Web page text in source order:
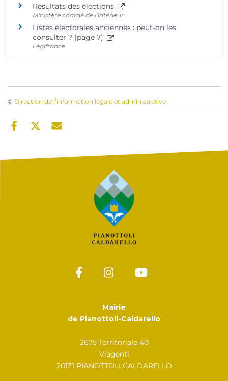
Résultats des élections
Ministère chargé de l’intérieur
Listes électorales anciennes : peut-on les
consulter ? (page 7)
Legifrance
© Direction de l’information légale et administrative
Mairie
de Pianottoli-Caldarello
2675 Territoriale 40
Viagenti
20131 PIANOTTOLI CALDARELLO